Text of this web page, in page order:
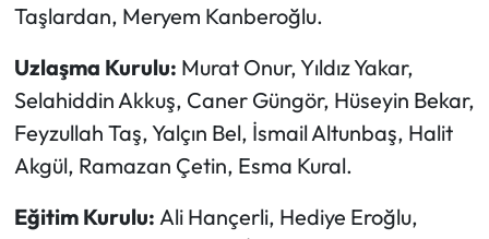
Taşlardan, Meryem Kanberoğlu.
Uzlaşma Kurulu: Murat Onur, Yıldız Yakar,
Selahiddin Akkuş, Caner Güngör, Hüseyin Bekar,
Feyzullah Taş, Yalçın Bel, İsmail Altunbaş, Halit
Akgül, Ramazan Çetin, Esma Kural.
Eğitim Kurulu: Ali Hançerli, Hediye Eroğlu,